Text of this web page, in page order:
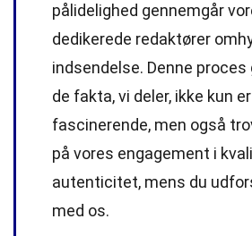
pålidelighed gennemgår
dedikerede redaktører
indsendelse. Denne proces
de fakta, vi deler, ikke kun er
fascinerende, men også
på vores engagement i
autenticitet, mens du
med os.